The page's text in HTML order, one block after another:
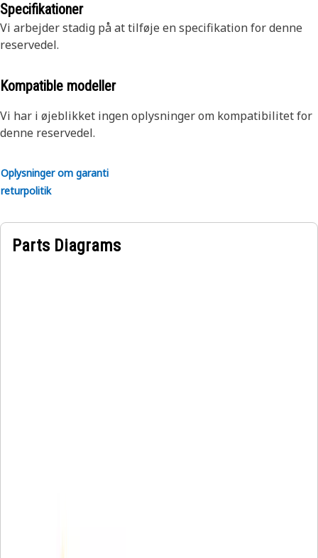
Specifikationer
Vi arbejder stadig på at tilføje en specifikation for denne
reservedel.
Kompatible modeller
Vi har i øjeblikket ingen oplysninger om kompatibilitet for
denne reservedel.
Oplysninger om garanti
returpolitik
Parts Diagrams